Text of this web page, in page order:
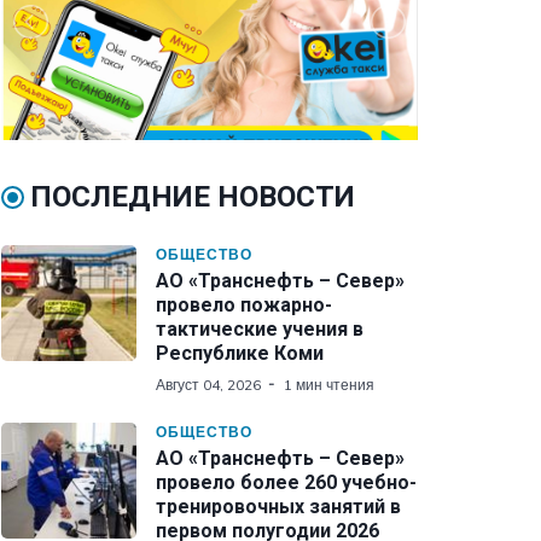
ПОСЛЕДНИЕ НОВОСТИ
ОБЩЕСТВО
АО «Транснефть – Север»
провело пожарно-
тактические учения в
Республике Коми
Август 04, 2026 1 мин чтения
ОБЩЕСТВО
АО «Транснефть – Север»
провело более 260 учебно-
тренировочных занятий в
первом полугодии 2026